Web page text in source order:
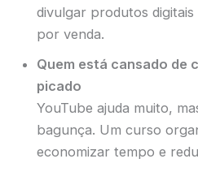
divulgar produtos
por venda.
Quem está cansado de
picado
YouTube ajuda muito,
bagunça. Um curso
economizar tempo e